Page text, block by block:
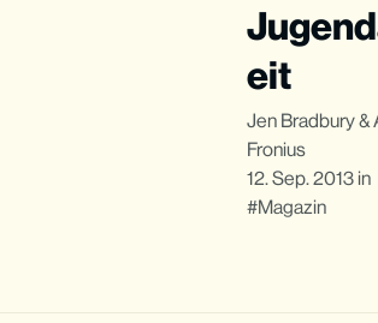
eit
Jen Bradbury&
Fronius
12. Sep. 2013 in
Magazin